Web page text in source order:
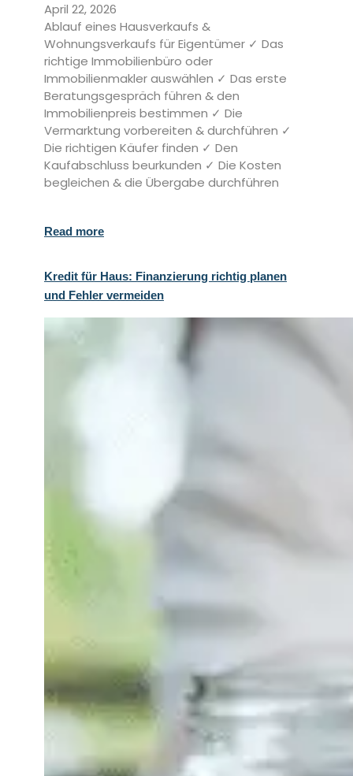
April 22, 2026
Ablauf eines Hausverkaufs &
Wohnungsverkaufs für Eigentümer ✓ Das
richtige Immobilienbüro oder
Immobilienmakler auswählen ✓ Das erste
Beratungsgespräch führen & den
Immobilienpreis bestimmen ✓ Die
Vermarktung vorbereiten & durchführen ✓
Die richtigen Käufer finden ✓ Den
Kaufabschluss beurkunden ✓ Die Kosten
begleichen & die Übergabe durchführen
Read more
Kredit für Haus: Finanzierung richtig planen
und Fehler vermeiden